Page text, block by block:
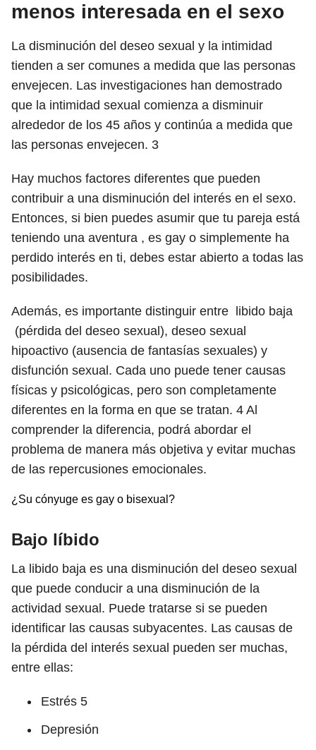
menos interesada en el sexo
La disminución del deseo sexual y la intimidad
tienden a ser comunes a medida que las personas
envejecen. Las investigaciones han demostrado
que la intimidad sexual comienza a disminuir
alrededor de los 45 años y continúa a medida que
las personas envejecen. 3
Hay muchos factores diferentes que pueden
contribuir a una disminución del interés en el sexo.
Entonces, si bien puedes asumir que tu pareja está
teniendo una aventura , es gay o simplemente ha
perdido interés en ti, debes estar abierto a todas las
posibilidades.
Además, es importante distinguir entre libido baja
(pérdida del deseo sexual), deseo sexual
hipoactivo (ausencia de fantasías sexuales) y
disfunción sexual. Cada uno puede tener causas
físicas y psicológicas, pero son completamente
diferentes en la forma en que se tratan. 4 Al
comprender la diferencia, podrá abordar el
problema de manera más objetiva y evitar muchas
de las repercusiones emocionales.
¿Su cónyuge es gay o bisexual?
Bajo líbido
La libido baja es una disminución del deseo sexual
que puede conducir a una disminución de la
actividad sexual. Puede tratarse si se pueden
identificar las causas subyacentes. Las causas de
la pérdida del interés sexual pueden ser muchas,
entre ellas:
Estrés 5
Depresión